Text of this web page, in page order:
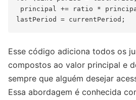
principal += ratio *
Esse código adiciona todos os
compostos ao valor principal e
sempre que alguém desejar
Essa abordagem é conhecida